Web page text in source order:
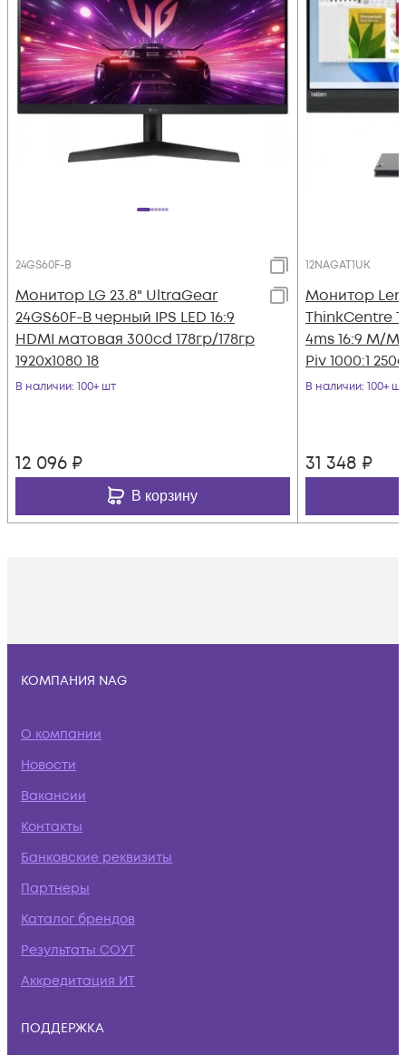
24GS60F-B
Монитор LG 23.8" UltraGear
24GS60F-B черный IPS LED 16:9
HDMI матовая 300cd 178гр/178гр
1920x1080 18
В наличии: 100+ шт
12 096 ₽
В корзину
12NAGAT1UK
Монитор
ThinkCentre
4ms 16:9 M/
Piv 1000:1
В наличии: 100+ шт
31 348 ₽
КОМПАНИЯ NAG
О компании
Новости
Вакансии
Контакты
Банковские реквизиты
Партнеры
Каталог брендов
Результаты СОУТ
Аккредитация ИТ
ПОДДЕРЖКА